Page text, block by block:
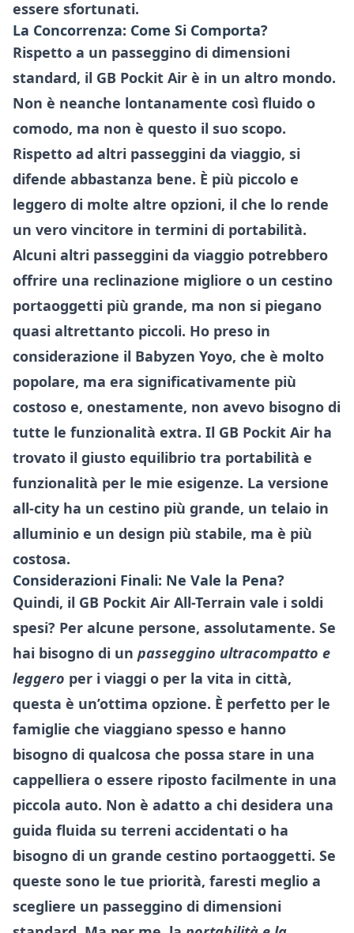
essere sfortunati.
La Concorrenza: Come Si Comporta?
Rispetto a un passeggino di dimensioni
standard, il GB Pockit Air è in un altro mondo.
Non è neanche lontanamente così fluido o
comodo, ma non è questo il suo scopo.
Rispetto ad altri passeggini da viaggio, si
difende abbastanza bene. È più piccolo e
leggero di molte altre opzioni, il che lo rende
un vero vincitore in termini di portabilità.
Alcuni altri passeggini da viaggio potrebbero
offrire una reclinazione migliore o un cestino
portaoggetti più grande, ma non si piegano
quasi altrettanto piccoli. Ho preso in
considerazione il Babyzen Yoyo, che è molto
popolare, ma era significativamente più
costoso e, onestamente, non avevo bisogno di
tutte le funzionalità extra. Il GB Pockit Air ha
trovato il giusto equilibrio tra portabilità e
funzionalità per le mie esigenze. La versione
all-city ha un cestino più grande, un telaio in
alluminio e un design più stabile, ma è più
costosa.
Considerazioni Finali: Ne Vale la Pena?
Quindi, il GB Pockit Air All-Terrain vale i soldi
spesi? Per alcune persone, assolutamente. Se
hai bisogno di un passeggino ultracompatto e
leggero per i viaggi o per la vita in città,
questa è un’ottima opzione. È perfetto per le
famiglie che viaggiano spesso e hanno
bisogno di qualcosa che possa stare in una
cappelliera o essere riposto facilmente in una
piccola auto. Non è adatto a chi desidera una
guida fluida su terreni accidentati o ha
bisogno di un grande cestino portaoggetti. Se
queste sono le tue priorità, faresti meglio a
scegliere un passeggino di dimensioni